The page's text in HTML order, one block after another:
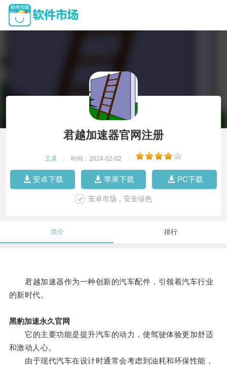
君越加速器官网注册
工具 时间：2024-02-02
安卓下载 苹果下载 PC下载
安卓市场，安全绿色
简介 排行
君越加速器作为一种创新的汽车配件，引领着汽车行业
的新时代。
黑豹加速永久官网
它的主要功能是提升汽车的动力，使驾驶体验更加舒适
和激动人心。
由于现代汽车在设计时通常会考虑到油耗和环保性能，